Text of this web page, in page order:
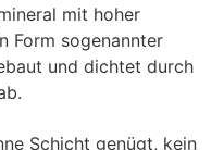
mit hoher
Form sogenannter
und dichtet durch
Schicht genügt, kein